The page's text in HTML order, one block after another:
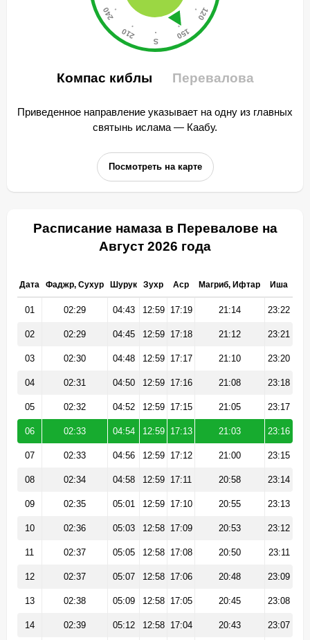
Компас киблы Перевалова
Приведенное направление указывает на одну из главных
святынь ислама — Каабу.
Посмотреть на карте
Расписание намаза в Перевалове на
Август 2026 года
Дата Фаджр, Сухур Шурук Зухр Аср Магриб, Ифтар Иша
01 02:29 04:43 12:59 17:19 21:14 23:22
02 02:29 04:45 12:59 17:18 21:12 23:21
03 02:30 04:48 12:59 17:17 21:10 23:20
04 02:31 04:50 12:59 17:16 21:08 23:18
05 02:32 04:52 12:59 17:15 21:05 23:17
06 02:33 04:54 12:59 17:13 21:03 23:16
07 02:33 04:56 12:59 17:12 21:00 23:15
08 02:34 04:58 12:59 17:11 20:58 23:14
09 02:35 05:01 12:59 17:10 20:55 23:13
10 02:36 05:03 12:58 17:09 20:53 23:12
11 02:37 05:05 12:58 17:08 20:50 23:11
12 02:37 05:07 12:58 17:06 20:48 23:09
13 02:38 05:09 12:58 17:05 20:45 23:08
14 02:39 05:12 12:58 17:04 20:43 23:07